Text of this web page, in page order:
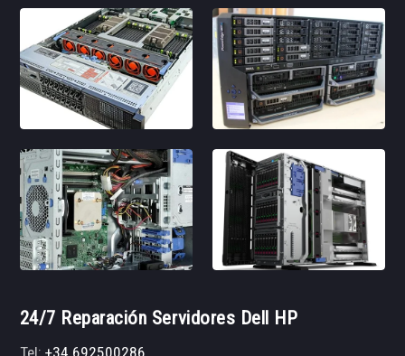
24/7 Reparación Servidores Dell HP
Tel:+34 692500286